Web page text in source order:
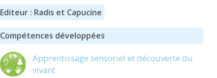
Editeur : Radis et Capucine
Compétences développées
Apprentissage sensoriel et découverte du
vivant